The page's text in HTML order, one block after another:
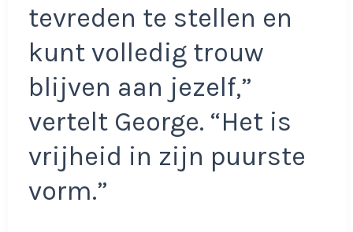
tevreden te stellen en
kunt volledig trouw
blijven aan jezelf,”
vertelt George. “Het is
vrijheid in zijn puurste
vorm.”